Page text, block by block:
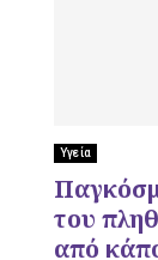
Υγεία
του
από